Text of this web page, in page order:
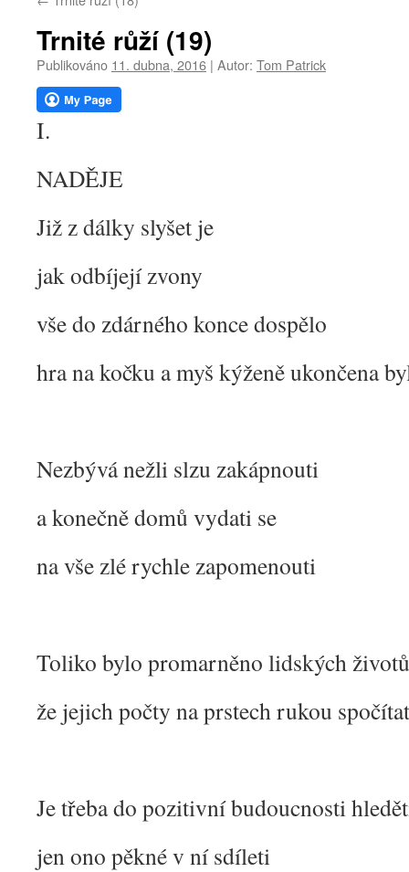
webu
Trnité růží (19)
Publikováno 11. dubna, 2016 | Autor: Tom Patrick
I.
NADĚJE
Již z dálky slyšet je
jak odbíjejí zvony
vše do zdárného konce dospělo
hra na kočku a myš kýženě ukončena
Nezbývá nežli slzu zakápnouti
a konečně domů vydati se
na vše zlé rychle zapomenouti
Toliko bylo promarněno lidských životů
že jejich počty na prstech rukou
Je třeba do pozitivní budoucnosti
jen ono pěkné v ní sdíleti